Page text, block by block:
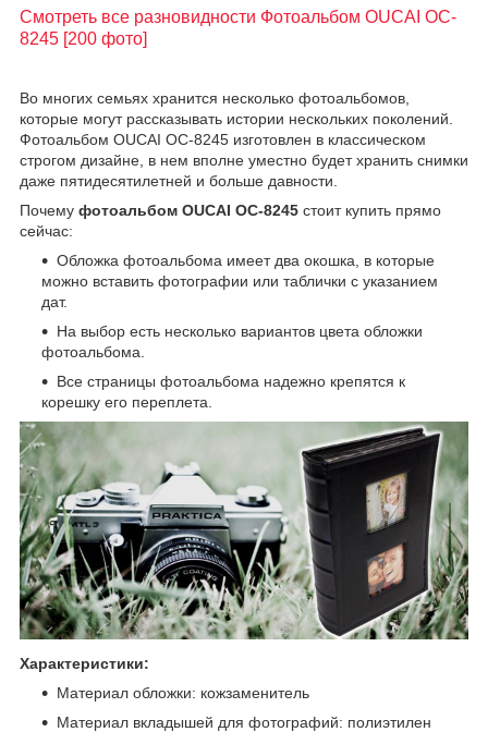
Смотреть все разновидности Фотоальбом OUCAI OC-
8245 [200 фото]
Во многих семьях хранится несколько фотоальбомов,
которые могут рассказывать истории нескольких поколений.
Фотоальбом OUCAI OC-8245 изготовлен в классическом
строгом дизайне, в нем вполне уместно будет хранить снимки
даже пятидесятилетней и больше давности.
Почему фотоальбом OUCAI OC-8245 стоит купить прямо
сейчас:
Обложка фотоальбома имеет два окошка, в которые
можно вставить фотографии или таблички с указанием
дат.
На выбор есть несколько вариантов цвета обложки
фотоальбома.
Все страницы фотоальбома надежно крепятся к
корешку его переплета.
Характеристики:
Материал обложки: кожзаменитель
Материал вкладышей для фотографий: полиэтилен